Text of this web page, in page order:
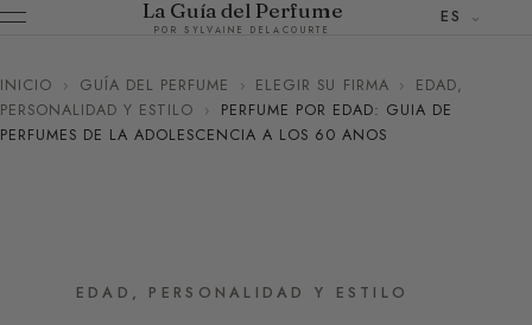
La Guía del Perfume
POR SYLVAINE DELACOURTE
ES
INICIO › GUÍA DEL PERFUME › ELEGIR SU FIRMA ›
EDAD,
PERSONALIDAD Y ESTILO
›
PERFUME POR EDAD: GUIA DE
PERFUMES DE LA ADOLESCENCIA A LOS 60 ANOS
EDAD, PERSONALIDAD Y ESTILO